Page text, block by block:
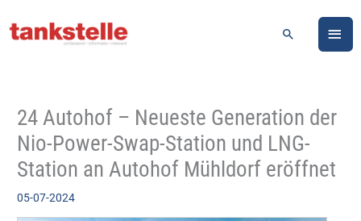
Inhalt
Suchen
24 Autohof – Neueste Generation der
Nio-Power-Swap-Station und LNG-
Station an Autohof Mühldorf eröffnet
05-07-2024